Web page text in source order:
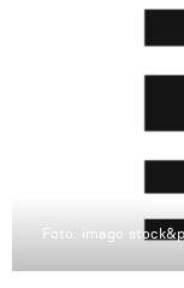
Foto: imago